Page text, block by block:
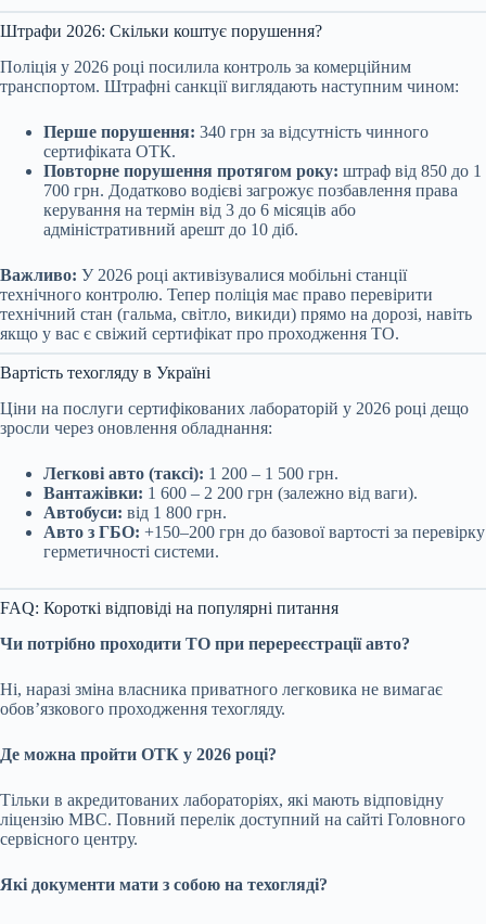
Штрафи 2026: Скільки коштує порушення?
Поліція у 2026 році посилила контроль за комерційним
транспортом. Штрафні санкції виглядають наступним чином:
Перше порушення: 340 грн за відсутність чинного
сертифіката ОТК.
Повторне порушення протягом року: штраф від 850 до 1
700 грн. Додатково водієві загрожує позбавлення права
керування на термін від 3 до 6 місяців або
адміністративний арешт до 10 діб.
Важливо: У 2026 році активізувалися мобільні станції
технічного контролю. Тепер поліція має право перевірити
технічний стан (гальма, світло, викиди) прямо на дорозі, навіть
якщо у вас є свіжий сертифікат про проходження ТО.
Вартість техогляду в Україні
Ціни на послуги сертифікованих лабораторій у 2026 році дещо
зросли через оновлення обладнання:
Легкові авто (таксі): 1 200 – 1 500 грн.
Вантажівки: 1 600 – 2 200 грн (залежно від ваги).
Автобуси: від 1 800 грн.
Авто з ГБО: +150–200 грн до базової вартості за перевірку
герметичності системи.
FAQ: Короткі відповіді на популярні питання
Чи потрібно проходити ТО при перереєстрації авто?
Ні, наразі зміна власника приватного легковика не вимагає
обов’язкового проходження техогляду.
Де можна пройти ОТК у 2026 році?
Тільки в акредитованих лабораторіях, які мають відповідну
ліцензію МВС. Повний перелік доступний на сайті Головного
сервісного центру.
Які документи мати з собою на техогляді?